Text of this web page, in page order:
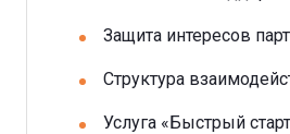
Защита интересов
Структура
Услуга «Быстрый